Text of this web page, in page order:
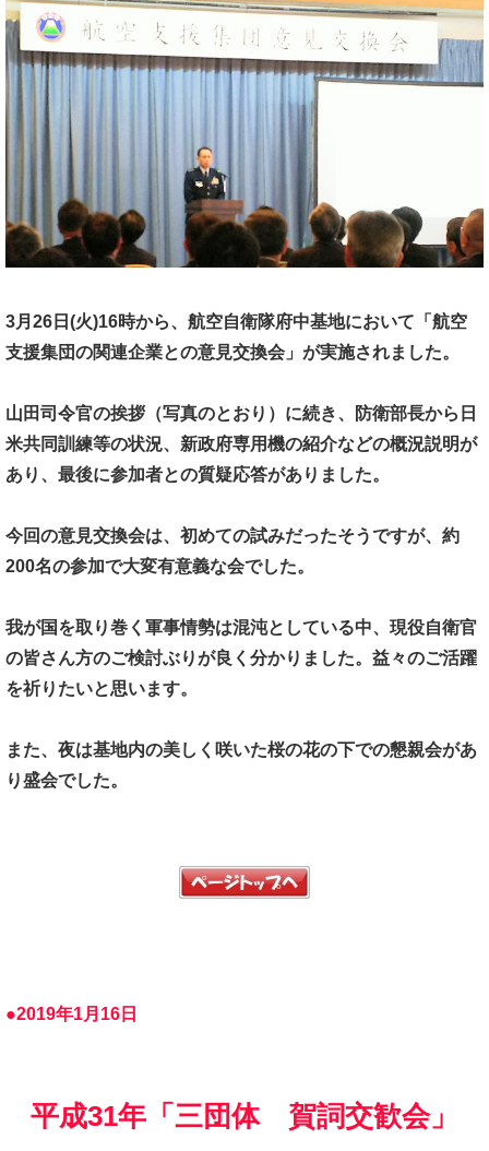
3月26日(火)16時から、航空自衛隊府中基地において 「航空
支援集団の関連企業との意見交換会」 が実施されました。
山田司令官の挨拶（写真のとおり）に続き、
防衛部長から日
米共同訓練等の状況、 新政府専用機の紹介などの概況説明が
あり、 最後に参加者との質疑応答がありました。
今回の意見交換会は、初めての試みだったそうですが、 約
200名の参加で大変有意義な会でした。
我が国を取り巻く軍事情勢は混沌としている中、 現役自衛官
の皆さん方のご検討ぶりが良く分かりました。 益々のご活躍
を祈りたいと思います。
また、夜は基地内の美しく咲いた桜の花の下での懇親会があ
り盛会でした。
●2019年1月16日
平成31年「三団体 賀詞交歓会」